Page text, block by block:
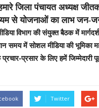
जिला पंचायत अध्यक्ष
से योजनाओं का लाभ जन-
विभाग की संयुक्त बैठक में
समय में सोशल मीडिया की भूमिका
प्रसार के लिए हमें जिम्मेदारी
Twitter